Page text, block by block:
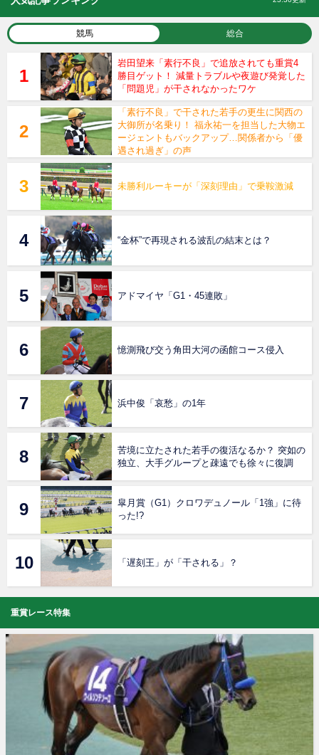
競馬 総合
岩田望来「素行不良」で追放されても重賞4
勝目ゲット！ 減量トラブルや夜遊び発覚した
「問題児」が干されなかったワケ
「素行不良」で干された若手の更生に関西の
大御所が名乗り！ 福永祐一を担当した大物エ
ージェントもバックアップ…関係者から「優
遇され過ぎ」の声
未勝利ルーキーが「深刻理由」で乗鞍激減
“金杯”で再現される波乱の結末とは？
アドマイヤ「G1・45連敗」
憶測飛び交う角田大河の函館コース侵入
浜中俊「哀愁」の1年
苦境に立たされた若手の復活なるか？ 突如の
独立、大手グループと疎遠でも徐々に復調
皐月賞（G1）クロワデュノール「1強」に待
った!?
「遅刻王」が「干される」？
重賞レース特集